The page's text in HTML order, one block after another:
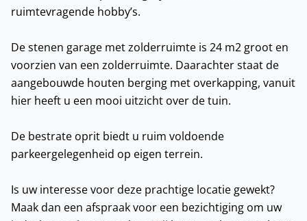
ruimtevragende hobby’s.
De stenen garage met zolderruimte is 24 m2 groot en
voorzien van een zolderruimte. Daarachter staat de
aangebouwde houten berging met overkapping, vanuit
hier heeft u een mooi uitzicht over de tuin.
De bestrate oprit biedt u ruim voldoende
parkeergelegenheid op eigen terrein.
Is uw interesse voor deze prachtige locatie gewekt?
Maak dan een afspraak voor een bezichtiging om uw